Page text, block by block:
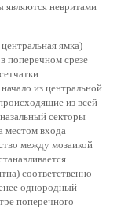
являются невритами
ямка)
поперечном срезе
из центральной
из всей
секторы
местом входа
между мозаикой
соответственно
однородный
поперечного